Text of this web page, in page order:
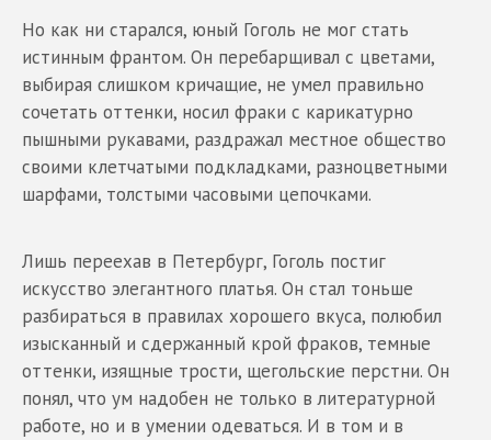
Но как ни старался, юный Гоголь не мог стать
истинным франтом. Он перебарщивал с цветами,
выбирая слишком кричащие, не умел правильно
сочетать оттенки, носил фраки с карикатурно
пышными рукавами, раздражал местное общество
своими клетчатыми подкладками, разноцветными
шарфами, толстыми часовыми цепочками.
Лишь переехав в Петербург, Гоголь постиг
искусство элегантного платья. Он стал тоньше
разбираться в правилах хорошего вкуса, полюбил
изысканный и сдержанный крой фраков, темные
оттенки, изящные трости, щегольские перстни. Он
понял, что ум надобен не только в литературной
работе, но и в умении одеваться. И в том и в